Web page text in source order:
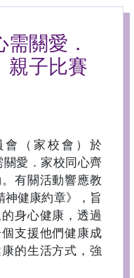
關愛．
親子比賽
會（家校會）於
關愛．家校同心齊
有關活動響應教
神健康約章》，旨
身心健康，透過
支援他們健康成
的生活方式，強